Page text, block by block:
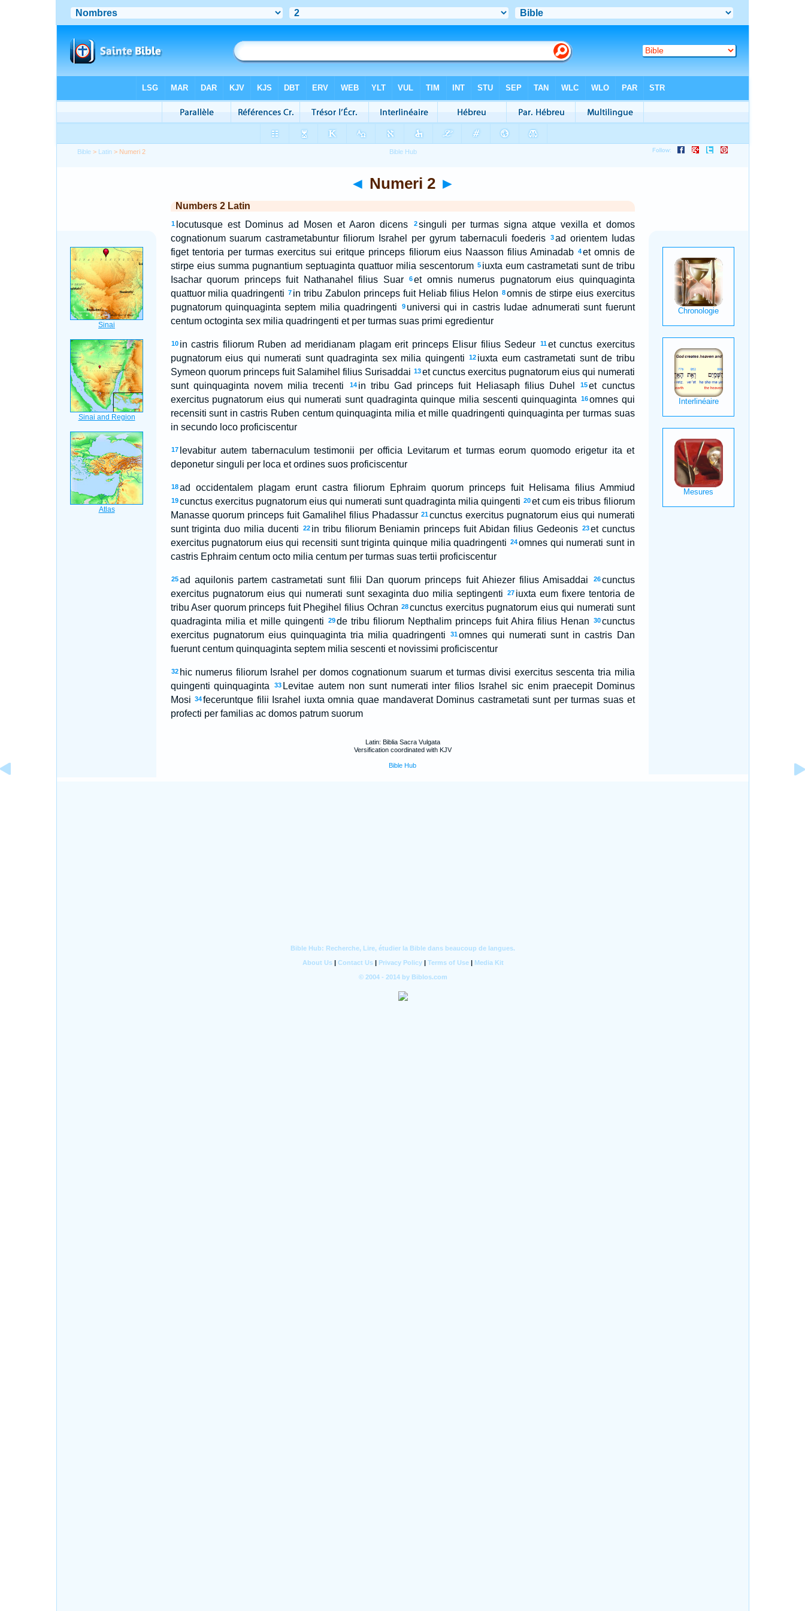
Bible > Latin > Numeri 2
◄ Numeri 2 ►
Numbers 2 Latin
1 locutusque est Dominus ad Mosen et Aaron dicens 2 singuli per turmas signa atque vexilla et domos
cognationum suarum castrametabuntur filiorum Israhel per gyrum tabernaculi foederis
3ad orientem Iudas
figet tentoria per turmas exercitus sui eritque princeps filiorum eius Naasson filius Aminadab
4et omnis de
stirpe eius summa pugnantium septuaginta quattuor milia sescentorum 5 iuxta eum castrametati sunt de tribu
Isachar quorum princeps fuit Nathanahel filius Suar
6et omnis numerus pugnatorum eius quinquaginta
quattuor milia quadringenti
7 in tribu Zabulon princeps fuit Heliab filius Helon 8omnis de stirpe eius exercitus
pugnatorum quinquaginta septem milia quadringenti
9 universi qui in castris Iudae adnumerati sunt fuerunt
centum octoginta sex milia quadringenti et per turmas suas primi egredientur
10 in castris filiorum Ruben ad meridianam plagam erit princeps Elisur filius Sedeur 11 et cunctus exercitus
pugnatorum eius qui numerati sunt quadraginta sex milia quingenti
12 iuxta eum castrametati sunt de tribu
Symeon quorum princeps fuit Salamihel filius Surisaddai 13 et cunctus exercitus pugnatorum eius qui numerati
sunt quinquaginta novem milia trecenti
14 in tribu Gad princeps fuit Heliasaph filius Duhel 15et cunctus
exercitus pugnatorum eius qui numerati sunt quadraginta quinque milia sescenti quinquaginta
16omnes qui
recensiti sunt in castris Ruben centum quinquaginta milia et mille quadringenti quinquaginta per turmas suas
in secundo loco proficiscentur
17 levabitur autem tabernaculum testimonii per officia Levitarum et turmas eorum quomodo erigetur ita et
deponetur singuli per loca et ordines suos proficiscentur
18 ad occidentalem plagam erunt castra filiorum Ephraim quorum princeps fuit Helisama filius Ammiud
19 cunctus exercitus pugnatorum eius qui numerati sunt quadraginta milia quingenti 20et cum eis tribus filiorum
Manasse quorum princeps fuit Gamalihel filius Phadassur 21cunctus exercitus pugnatorum eius qui numerati
sunt triginta duo milia ducenti
22 in tribu filiorum Beniamin princeps fuit Abidan filius Gedeonis 23et cunctus
exercitus pugnatorum eius qui recensiti sunt triginta quinque milia quadringenti 24omnes qui numerati sunt in
castris Ephraim centum octo milia centum per turmas suas tertii proficiscentur
25 ad aquilonis partem castrametati sunt filii Dan quorum princeps fuit Ahiezer filius Amisaddai 26 cunctus
exercitus pugnatorum eius qui numerati sunt sexaginta duo milia septingenti
27 iuxta eum fixere tentoria de
tribu Aser quorum princeps fuit Phegihel filius Ochran 28cunctus exercitus pugnatorum eius qui numerati sunt
quadraginta milia et mille quingenti
29 de tribu filiorum Nepthalim princeps fuit Ahira filius Henan 30 cunctus
exercitus pugnatorum eius quinquaginta tria milia quadringenti
31omnes qui numerati sunt in castris Dan
fuerunt centum quinquaginta septem milia sescenti et novissimi proficiscentur
32 hic numerus filiorum Israhel per domos cognationum suarum et turmas divisi exercitus sescenta tria milia
quingenti quinquaginta
33 Levitae autem non sunt numerati inter filios Israhel sic enim praecepit Dominus
Mosi 34feceruntque filii Israhel iuxta omnia quae mandaverat Dominus castrametati sunt per turmas suas et
profecti per familias ac domos patrum suorum
Latin: Biblia Sacra Vulgata
Versification coordinated with KJV
Bible Hub